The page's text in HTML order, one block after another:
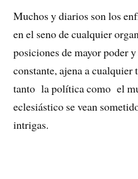
Muchos y diarios son los
en el seno de cualquier
posiciones de mayor poder
constante, ajena a
tanto la política como el
eclesiástico se vean
intrigas.